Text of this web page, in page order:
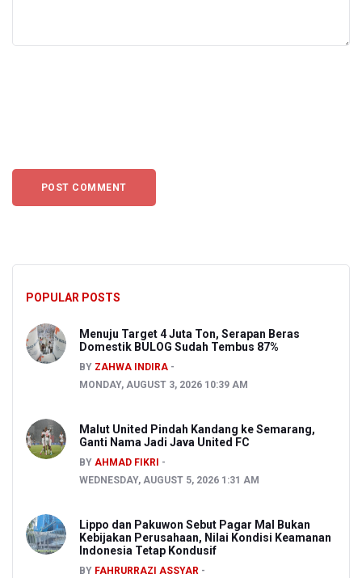
POPULAR POSTS
Menuju Target 4 Juta Ton, Serapan Beras
Domestik BULOG Sudah Tembus 87%
BY ZAHWA INDIRA
MONDAY, AUGUST 3, 2026 10:39 AM
Malut United Pindah Kandang ke Semarang,
Ganti Nama Jadi Java United FC
BY AHMAD FIKRI
WEDNESDAY, AUGUST 5, 2026 1:31 AM
Lippo dan Pakuwon Sebut Pagar Mal Bukan
Kebijakan Perusahaan, Nilai Kondisi Keamanan
Indonesia Tetap Kondusif
BY FAHRURRAZI ASSYAR